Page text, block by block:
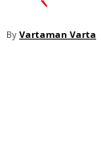
By Vartaman Varta